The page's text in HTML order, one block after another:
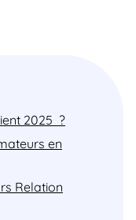
2025 ?
en
Relation